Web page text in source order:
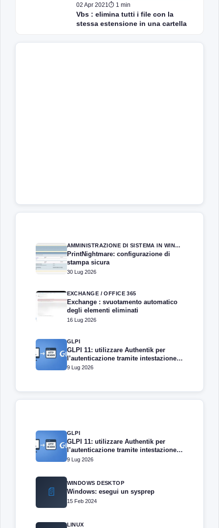
02 Apr 2021⏱ 1 min
Vbs : elimina tutti i file con la
stessa estensione in una cartella
AMMINISTRAZIONE DI SISTEMA IN WINDOWS SERVER
PrintNightmare: configurazione di
stampa sicura
30 Lug 2026
EXCHANGE / OFFICE 365
Exchange : svuotamento automatico
degli elementi eliminati
16 Lug 2026
GLPI
GLPI 11: utilizzare Authentik per
l’autenticazione tramite intestazione
HTTP
9 Lug 2026
GLPI
GLPI 11: utilizzare Authentik per
l’autenticazione tramite intestazione
HTTP
9 Lug 2026
📄
WINDOWS DESKTOP
Windows: esegui un sysprep
15 Feb 2024
LINUX